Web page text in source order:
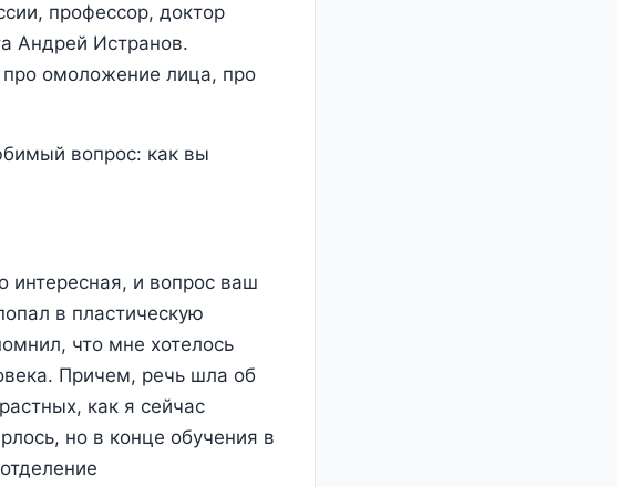
профессор, доктор
Андрей Истранов.
омоложение лица, про
вопрос: как вы
интересная, и вопрос ваш
в пластическую
что мне хотелось
Причем, речь шла об
как я сейчас
но в конце обучения в